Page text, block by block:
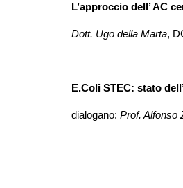
L’approccio dell’ AC
Dott. Ugo della Marta,
E.Coli STEC: stato
dialogano: Prof. Alfonso